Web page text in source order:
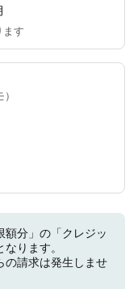
ます
額分」の「クレジッ
ります。
の請求は発生しませ